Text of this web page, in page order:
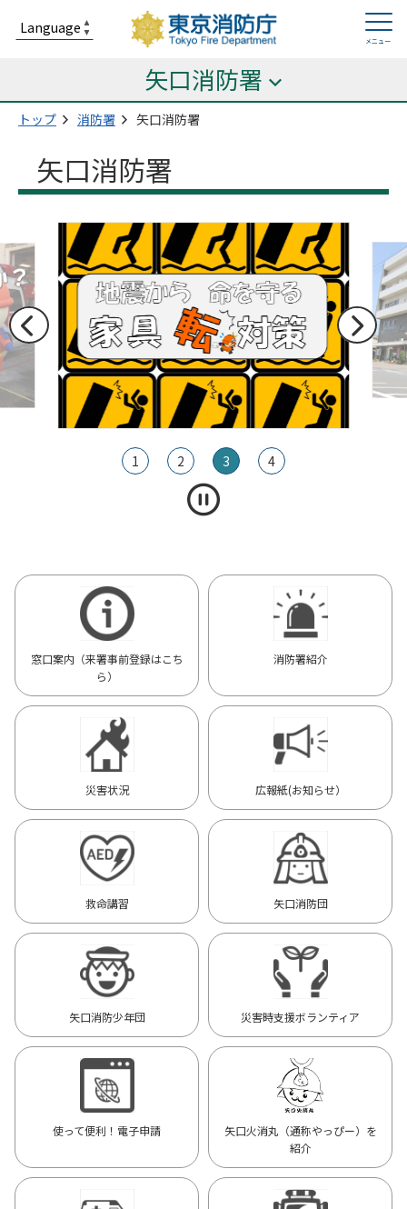
矢口消防署
トップ 消防署 矢口消防署
矢口消防署
1 2 3 4
窓口案内（来署事前登録はこち
ら）
消防署紹介
災害状況 広報紙(お知らせ）
救命講習 矢口消防団
矢口消防少年団 災害時支援ボランティア
使って便利！電子申請
矢口火消丸（通称やっぴー）を
紹介